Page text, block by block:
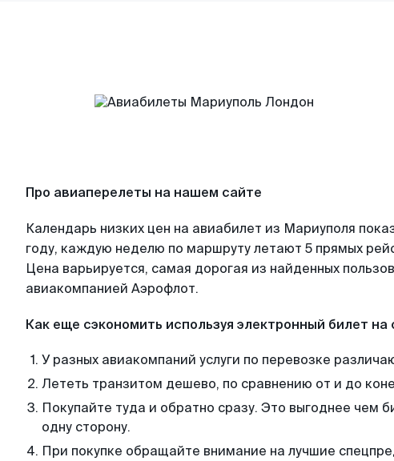
Про авиаперелеты на нашем сайте
Календарь низких цен на авиабилет из Мариуполя
году, каждую неделю по маршруту летают 5 прямых
Цена варьируется, самая дорогая из найденных
авиакомпанией Аэрофлот.
Как еще сэкономить используя электронный билет
У разных авиакомпаний услуги по перевозке
Лететь транзитом дешево, по сравнению от и до
Покупайте туда и обратно сразу. Это выгоднее чем
одну сторону.
При покупке обращайте внимание на лучшие